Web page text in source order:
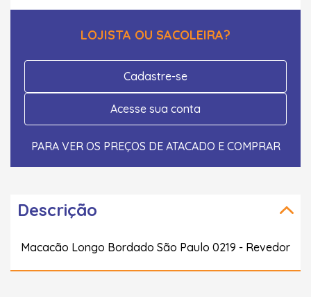
LOJISTA OU SACOLEIRA?
Cadastre-se
Acesse sua conta
PARA VER OS PREÇOS DE ATACADO E COMPRAR
Descrição
Macacão Longo Bordado São Paulo 0219 - Revedor